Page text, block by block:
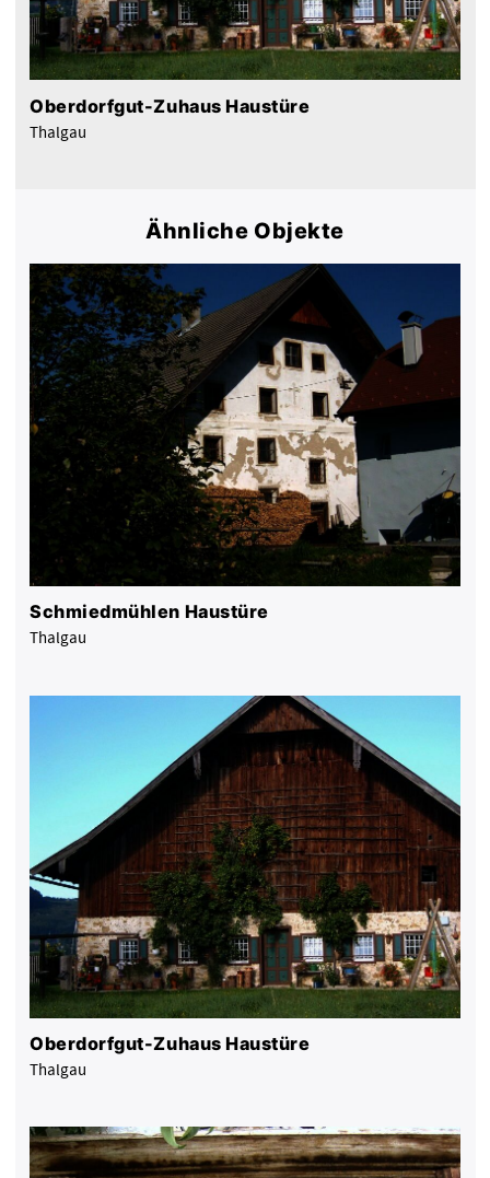
Oberdorfgut-Zuhaus Haustüre
Thalgau
Ähnliche Objekte
Schmiedmühlen Haustüre
Thalgau
Oberdorfgut-Zuhaus Haustüre
Thalgau